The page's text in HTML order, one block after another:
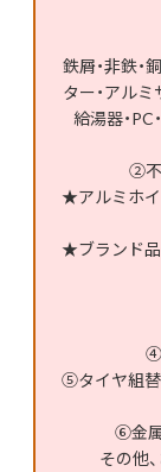
鉄屑・非鉄・
ター・アルミ
給湯器・PC
②不
★アルミホイ
★ブランド品
④
⑤タイヤ組替
⑥金属
その他